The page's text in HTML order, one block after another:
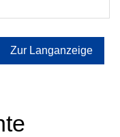
Zur Langanzeige